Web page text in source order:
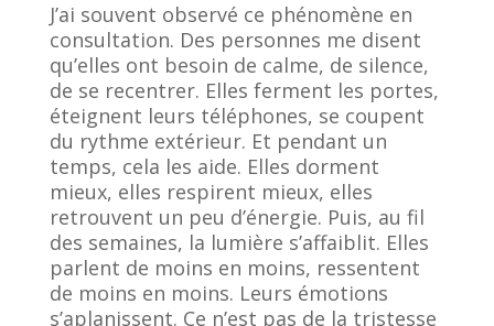
J’ai souvent observé ce phénomène en
consultation. Des personnes me disent
qu’elles ont besoin de calme, de silence,
de se recentrer. Elles ferment les portes,
éteignent leurs téléphones, se coupent
du rythme extérieur. Et pendant un
temps, cela les aide. Elles dorment
mieux, elles respirent mieux, elles
retrouvent un peu d’énergie. Puis, au fil
des semaines, la lumière s’affaiblit. Elles
parlent de moins en moins, ressentent
de moins en moins. Leurs émotions
s’aplanissent. Ce n’est pas de la tristesse